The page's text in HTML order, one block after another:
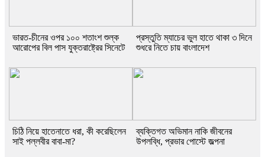
ভারত-চীনের ওপর ১০০ শতাংশ শুল্ক
আরোপের বিল পাস যুক্তরাষ্ট্রের সিনেটে
প্রস্তুতি ম্যাচের ভুল হাতে থাকা ৩ দিনে
শুধরে নিতে চায় বাংলাদেশ
চিঠি নিয়ে হাতেনাতে ধরা, কী করেছিলেন
সাই পল্লবীর বাবা-মা?
ব্যক্তিগত অভিমান নাকি জীবনের
উপলব্ধি, প্রভার পোস্টে জল্পনা